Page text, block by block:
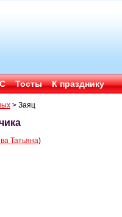
Тосты К празднику
> Заяц
Татьяна)